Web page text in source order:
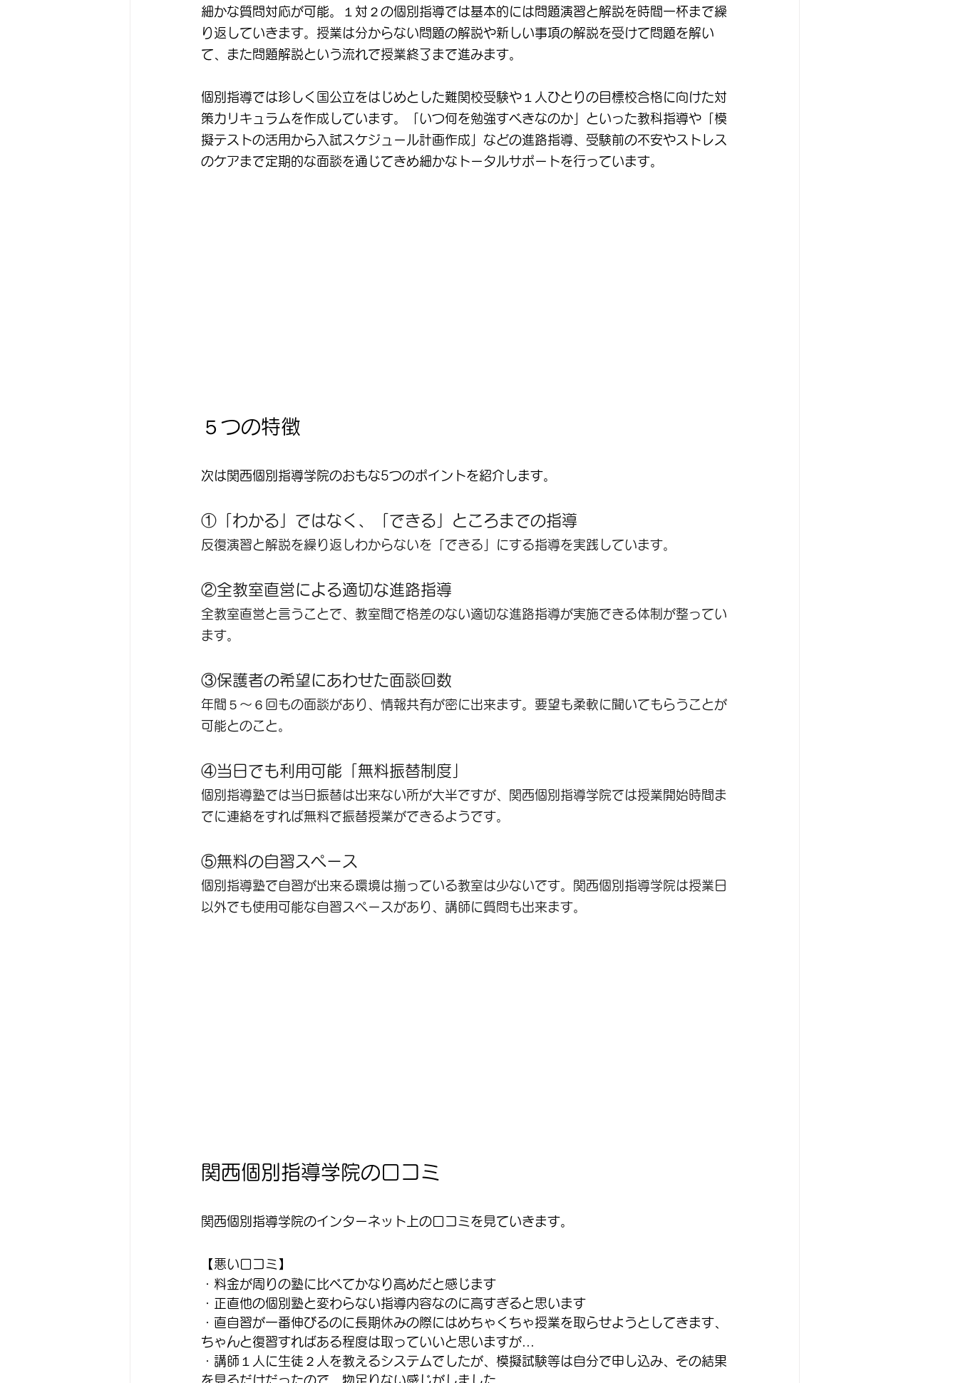
細かな質問対応が可能。１対２の個別指導では基本的には問題演習と解説を時間一杯まで繰
り返していきます。授業は分からない問題の解説や新しい事項の解説を受けて問題を解い
て、また問題解説という流れで授業終了まで進みます。
個別指導では珍しく国公立をはじめとした難関校受験や１人ひとりの目標校合格に向けた対
策カリキュラムを作成しています。「いつ何を勉強すべきなのか」といった教科指導や「模
擬テストの活用から入試スケジュール計画作成」などの進路指導、受験前の不安やストレス
のケアまで定期的な面談を通じてきめ細かなトータルサポートを行っています。
５つの特徴
次は関西個別指導学院のおもな5つのポイントを紹介します。
①「わかる」ではなく、「できる」ところまでの指導
反復演習と解説を繰り返しわからないを「できる」にする指導を実践しています。
②全教室直営による適切な進路指導
全教室直営と言うことで、教室間で格差のない適切な進路指導が実施できる体制が整ってい
ます。
③保護者の希望にあわせた面談回数
年間５～６回もの面談があり、情報共有が密に出来ます。要望も柔軟に聞いてもらうことが
可能とのこと。
④当日でも利用可能「無料振替制度」
個別指導塾では当日振替は出来ない所が大半ですが、関西個別指導学院では授業開始時間ま
でに連絡をすれば無料で振替授業ができるようです。
⑤無料の自習スペース
個別指導塾で自習が出来る環境は揃っている教室は少ないです。関西個別指導学院は授業日
以外でも使用可能な自習スペースがあり、講師に質問も出来ます。
関西個別指導学院の口コミ
関西個別指導学院のインターネット上の口コミを見ていきます。
【悪い口コミ】
・料金が周りの塾に比べてかなり高めだと感じます
・正直他の個別塾と変わらない指導内容なのに高すぎると思います
・直自習が一番伸びるのに長期休みの際にはめちゃくちゃ授業を取らせようとしてきます、
ちゃんと復習すればある程度は取っていいと思いますが...
・講師１人に生徒２人を教えるシステムでしたが、模擬試験等は自分で申し込み、その結果
を見るだけだったので、物足りない感じがしました。